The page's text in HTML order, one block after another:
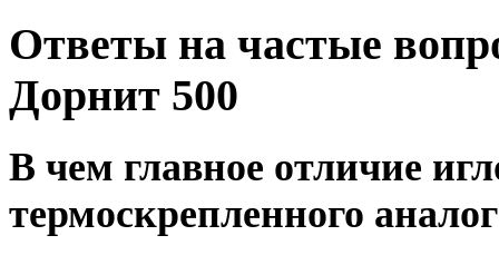
Ответы на частые
Дорнит 500
В чем главное отличие
термоскрепленного